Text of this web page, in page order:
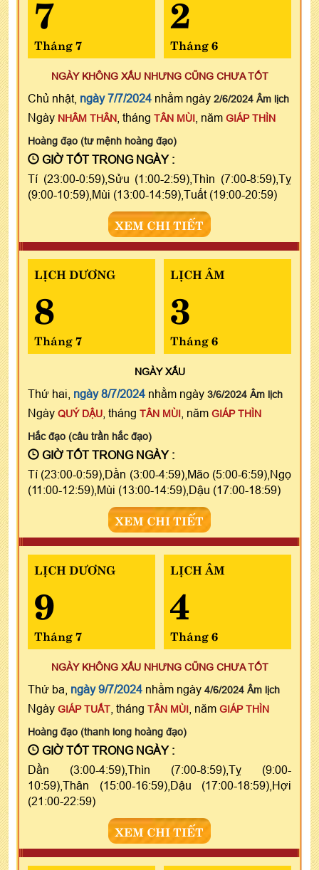
7
Tháng 7
2
Tháng 6
NGÀY KHÔNG XẤU NHƯNG CŨNG CHƯA TỐT
Chủ nhật, ngày 7/7/2024 nhằm ngày 2/6/2024 Âm lịch
Ngày NHÂM THÂN , tháng TÂN MÙI , năm GIÁP THÌN
Hoàng đạo (tư mệnh hoàng đạo)
GIỜ TỐT TRONG NGÀY :
Tí (23:00-0:59),Sửu (1:00-2:59),Thìn (7:00-8:59),Tỵ
(9:00-10:59),Mùi (13:00-14:59),Tuất (19:00-20:59)
XEM CHI TIẾT
LỊCH DƯƠNG
8
Tháng 7
LỊCH ÂM
3
Tháng 6
NGÀYXẤU
Thứ hai, ngày 8/7/2024 nhằm ngày 3/6/2024 Âm lịch
Ngày QUÝ DẬU , tháng TÂN MÙI , năm GIÁP THÌN
Hắc đạo (câu trần hắc đạo)
GIỜ TỐT TRONG NGÀY :
Tí (23:00-0:59),Dần (3:00-4:59),Mão (5:00-6:59),Ngọ
(11:00-12:59),Mùi (13:00-14:59),Dậu (17:00-18:59)
XEM CHI TIẾT
LỊCH DƯƠNG
9
Tháng 7
LỊCH ÂM
4
Tháng 6
NGÀY KHÔNG XẤU NHƯNG CŨNG CHƯA TỐT
Thứ ba, ngày 9/7/2024 nhằm ngày 4/6/2024 Âm lịch
Ngày GIÁP TUẤT , tháng TÂN MÙI , năm GIÁP THÌN
Hoàng đạo (thanh long hoàng đạo)
GIỜ TỐT TRONG NGÀY :
Dần (3:00-4:59),Thìn (7:00-8:59),Tỵ (9:00-
10:59),Thân (15:00-16:59),Dậu (17:00-18:59),Hợi
(21:00-22:59)
XEM CHI TIẾT